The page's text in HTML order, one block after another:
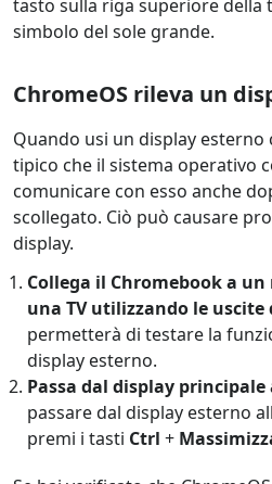
tasto sulla riga superiore della
simbolo del sole grande.
ChromeOS rileva un
Quando usi un display esterno
tipico che il sistema operativo
comunicare con esso anche
scollegato. Ciò può causare
display.
Collega il Chromebook a
una TV utilizzando le
permetterà di testare la
display esterno.
Passa dal display
passare dal display esterno
premi i tasti Ctrl +